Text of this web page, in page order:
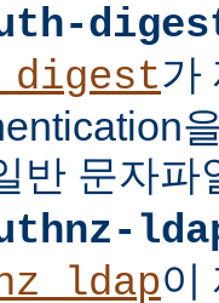
가
반 문자파
이